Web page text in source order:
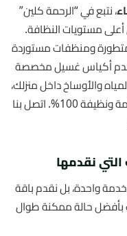
، نتبع في “الرحمة كلين”
مستويات النظافة.
متطورة ومنظفات مستوردة
أكياس غسيل مخصصة
والأوساخ داخل منزلك،
مما يجعل عملية التنظيف احترافية ومنظمة ونظيفة 100%. اتصل بنا
نقدمها
واحدة، بل نقدم باقة
حالة ممكنة طوال